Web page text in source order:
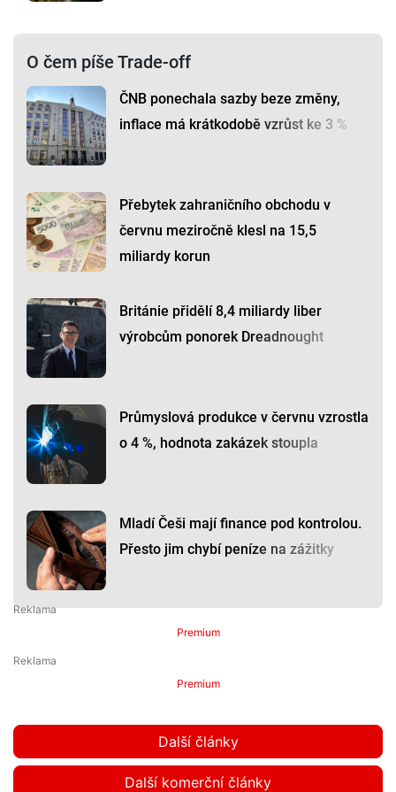
O čem píše Trade-off
ČNB ponechala sazby beze změny,
inflace má krátkodobě vzrůst ke 3 %
Přebytek zahraničního obchodu v
červnu meziročně klesl na 15,5
miliardy korun
Británie přidělí 8,4 miliardy liber
výrobcům ponorek Dreadnought
Průmyslová produkce v červnu vzrostla
o 4 %, hodnota zakázek stoupla
Mladí Češi mají finance pod kontrolou.
Přesto jim chybí peníze na zážitky
Premium
Premium
Další články
Další komerční články